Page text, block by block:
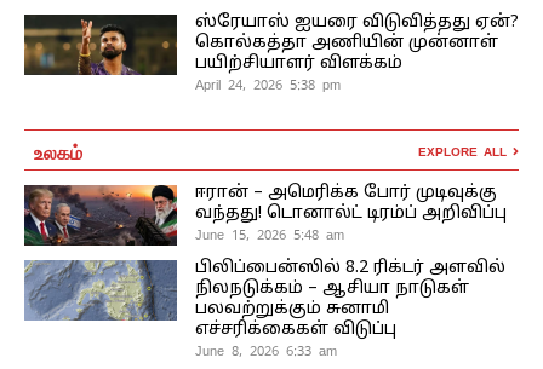
ஸ்ரேயாஸ் ஐயரை விடுவித்தது ஏன்?
கொல்கத்தா அணியின் முன்னாள்
பயிற்சியாளர் விளக்கம்
April 24, 2026 5:38 pm
உலகம் EXPLORE ALL
ஈரான் – அமெரிக்க போர் முடிவுக்கு
வந்தது! டொனால்ட் டிரம்ப் அறிவிப்பு
June 15, 2026 5:48 am
பிலிப்பைன்ஸில் 8.2 ரிக்டர் அளவில்
நிலநடுக்கம் – ஆசியா நாடுகள்
பலவற்றுக்கும் சுனாமி
எச்சரிக்கைகள் விடுப்பு
June 8, 2026 6:33 am